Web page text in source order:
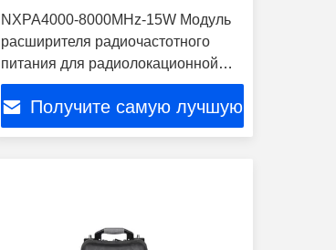
NXPA4000-8000MHz-15W Модуль
расширителя радиочастотного
питания для радиолокационной
системы связи
Получите самую лучшую